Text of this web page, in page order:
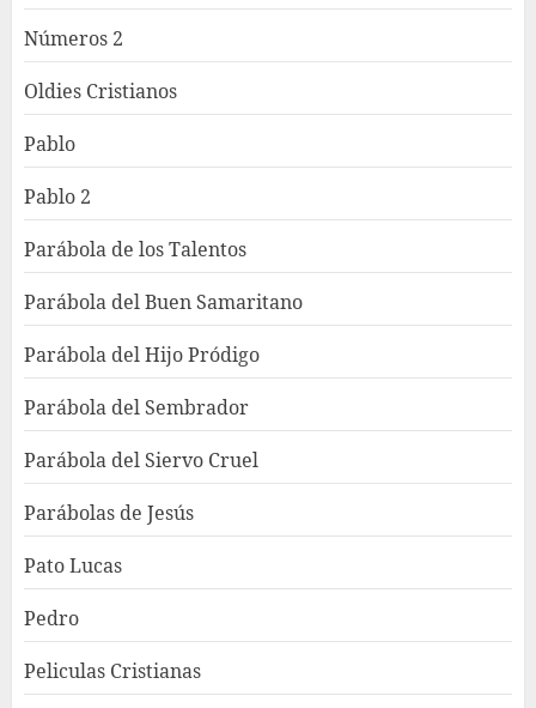
Números 2
Oldies Cristianos
Pablo
Pablo 2
Parábola de los Talentos
Parábola del Buen Samaritano
Parábola del Hijo Pródigo
Parábola del Sembrador
Parábola del Siervo Cruel
Parábolas de Jesús
Pato Lucas
Pedro
Peliculas Cristianas